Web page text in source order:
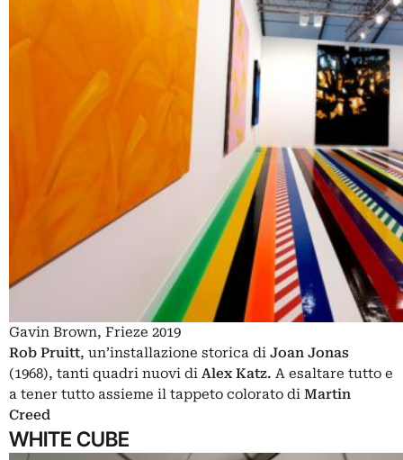
Gavin Brown, Frieze 2019
Rob Pruitt, un’installazione storica di Joan Jonas
(1968), tanti quadri nuovi di Alex Katz. A esaltare tutto e
a tener tutto assieme il tappeto colorato di Martin
Creed
WHITE CUBE